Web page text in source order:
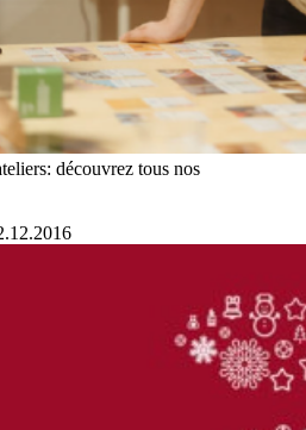
découvrez tous nos